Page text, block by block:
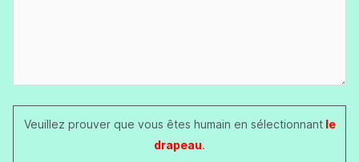
Veuillez prouver que vous êtes humain en sélectionnantle
drapeau.